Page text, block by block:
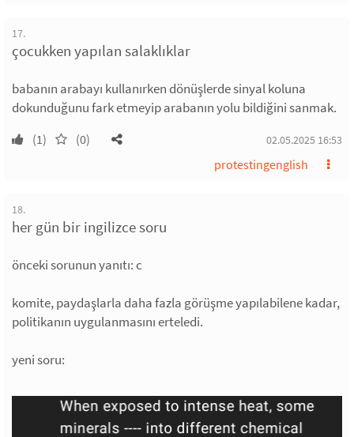
17.
çocukken yapılan salaklıklar
babanın arabayı kullanırken dönüşlerde sinyal koluna
dokunduğunu fark etmeyip arabanın yolu bildiğini sanmak.
(1) (0) 02.05.2025 16:53
protestingenglish
18.
her gün bir ingilizce soru
önceki sorunun yanıtı: c
komite, paydaşlarla daha fazla görüşme yapılabilene kadar,
politikanın uygulanmasını erteledi.
yeni soru: